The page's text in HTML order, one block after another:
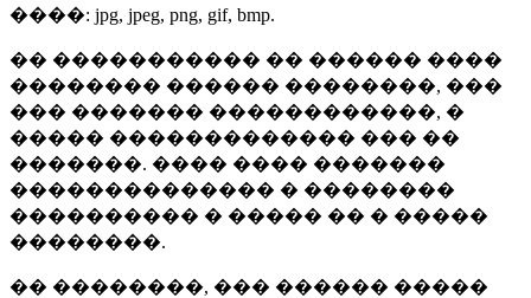
����: jpg, jpeg, png, gif, bmp.
�� ����������� �� ������ ����
�������� ������ ��������, ���
��� ������� ������������, �
����� ������������� ��� ��
�������. ���� ���� �������
�������������� � ��������
���������� � ����� �� � �����
��������.
�� ��������, ��� ������ �����